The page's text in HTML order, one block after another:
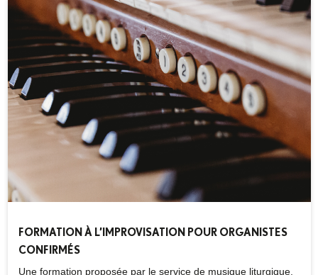
FORMATION À L’IMPROVISATION POUR ORGANISTES
CONFIRMÉS
Une formation proposée par le service de musique liturgique.